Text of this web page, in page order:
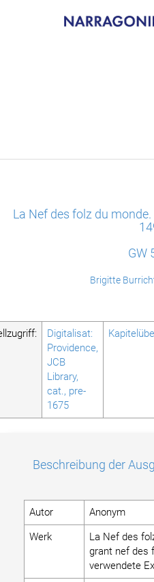
La Nef des folz du
GW
Brigitte
Digitalisat:
Providence,
JCB
Library,
cat., pre-
1675
Beschreibung der
Autor
Anonym
Werk
La Nef des
grant nef des
verwendete